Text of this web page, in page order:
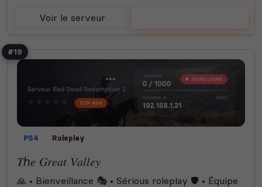
Voir le serveur
#19
PS4 Roleplay
𝑇ℎ𝑒 𝐺𝑟𝑒𝑎𝑡 𝑉𝑎𝑙𝑙𝑒𝑦
🙏 • Bienveillance 🎭 • Sérious roleplay 🛡️ • Équipe